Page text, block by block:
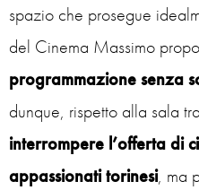
spazio che prosegue
del Cinema Massimo
programmazione senza
dunque, rispetto alla sala
interrompere l’offerta di
appassionati torinesi, ma